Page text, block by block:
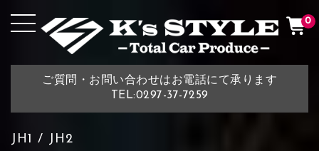
ご質問・お問い合わせはお電話にて承ります
TEL:0297-37-7259
0
JH1 / JH2